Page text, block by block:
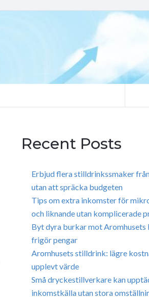
Recent Posts
Erbjud flera stilldrinkssmaker
utan att spräcka budgeten
Tips om extra inkomster för
och liknande utan komplicerade
Byt dyra burkar mot Aromhusets
frigör pengar
Aromhusets stilldrink: lägre
upplevt värde
Små dryckestillverkare kan
inkomstkälla utan stora